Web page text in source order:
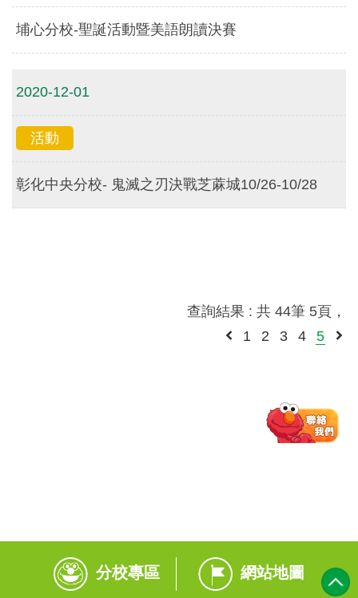
埔心分校-聖誕活動暨美語朗讀決賽
2020-12-01
活動
彰化中央分校- 鬼滅之刃決戰芝蔴城10/26-10/28
查詢結果 : 共 44筆 5頁，
1
2 3 4 5
分校專區 網站地圖